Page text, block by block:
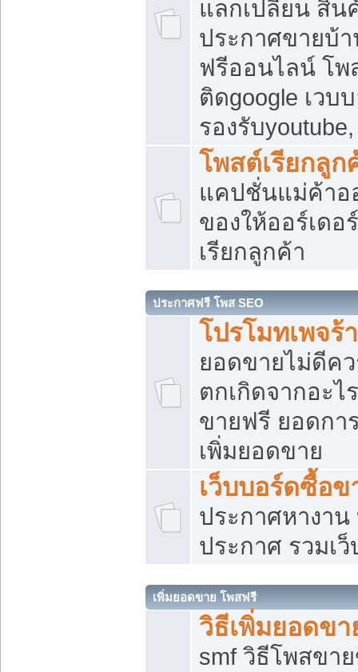
แลกเปลี่ยน สิน
ประกาศขายบ้
ฟรีออนไลน์ โพ
ติดgoogle เวบ
รองรับ
โพสต์เรียกลูก
แคปชั่นแม่ค้าอ
ของให้ออร์เดอ
เรียกลูกค้า
ประกาศฟรี โพส SEO
โปรโมทเพจร้
ยอดขายไม่ดีค
ตกเกิดจากอะไ
ขายฟรี ยอดกา
เพิ่มยอดขาย
เว็บบอร์ดซื้อข
ประกาศหางาน
ประกาศ รวมเ
เพิ่มยอดขาย โพสฟรี
วิธีเพิ่มยอดข
smf วิธีโพสขา